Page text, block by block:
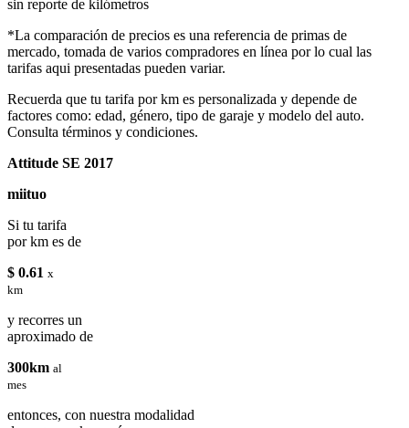
sin reporte de kilómetros
*La comparación de precios es una referencia de primas de
mercado, tomada de varios compradores en línea por lo cual las
tarifas aqui presentadas pueden variar.
Recuerda que tu tarifa por km es personalizada y depende de
factores como: edad, género, tipo de garaje y modelo del auto.
Consulta términos y condiciones.
Attitude SE 2017
miituo
Si tu tarifa
por km es de
$ 0.61 x
km
y recorres un
aproximado de
300km al
mes
entonces, con nuestra modalidad